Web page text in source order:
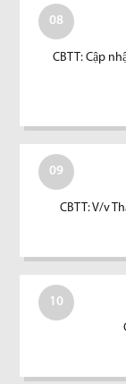
08
CBTT: Cập
09
CBTT: V/v
10